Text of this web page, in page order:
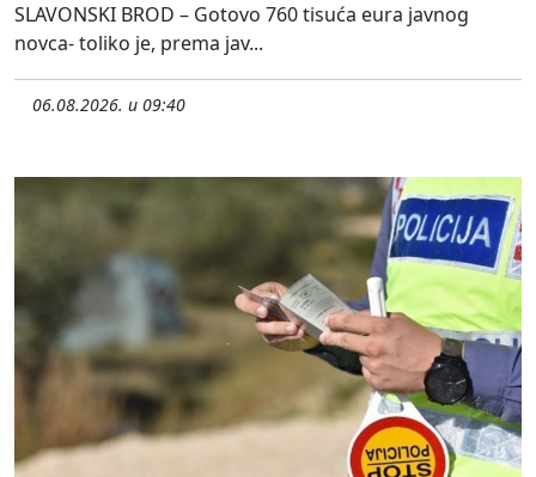
SLAVONSKI BROD – Gotovo 760 tisuća eura javnog
novca- toliko je, prema jav...
06.08.2026. u 09:40